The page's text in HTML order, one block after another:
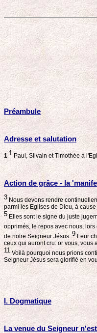
Préambule
Adresse et salutation
1 1 Paul, Silvain et Timothée à
Action de grâce - la
3 Nous devons rendre
parmi les Eglises de Dieu, à
5Elles sont le signe du juste
opprimés, le repos avec nous,
de notre Seigneur Jésus.9Leur
ceux qui auront cru: or vous, vous
11Voilà pourquoi nous prions
Seigneur Jésus sera glorifié en
I. Dogmatique
La venue du Seigneur